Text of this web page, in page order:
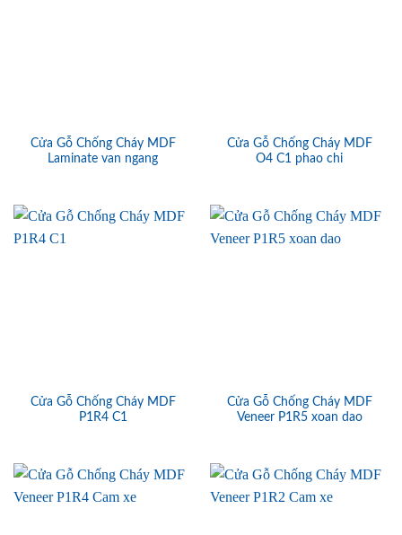
Cửa Gỗ Chống Cháy MDF
Laminate van ngang
Cửa Gỗ Chống Cháy MDF
O4 C1 phao chi
Cửa Gỗ Chống Cháy MDF
P1R4 C1
Cửa Gỗ Chống Cháy MDF
Veneer P1R5 xoan dao